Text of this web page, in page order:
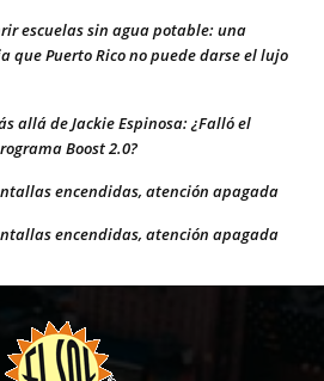
escuelas sin agua potable: una
Puerto Rico no puede darse el lujo
allá de Jackie Espinosa: ¿Falló el
Boost 2.0?
encendidas, atención apagada
encendidas, atención apagada